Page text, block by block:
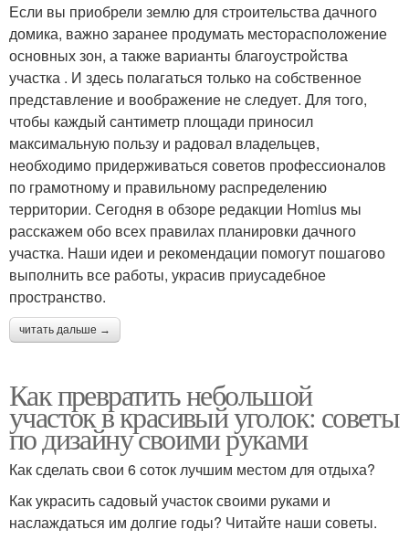
Если вы приобрели землю для строительства дачного
домика, важно заранее продумать месторасположение
основных зон, а также варианты благоустройства
участка . И здесь полагаться только на собственное
представление и воображение не следует. Для того,
чтобы каждый сантиметр площади приносил
максимальную пользу и радовал владельцев,
необходимо придерживаться советов профессионалов
по грамотному и правильному распределению
территории. Сегодня в обзоре редакции Homius мы
расскажем обо всех правилах планировки дачного
участка. Наши идеи и рекомендации помогут пошагово
выполнить все работы, украсив приусадебное
пространство.
читать дальше →
Как превратить небольшой
участок в красивый уголок: советы
по дизайну своими руками
Как сделать свои 6 соток лучшим местом для отдыха?
Как украсить садовый участок своими руками и
наслаждаться им долгие годы? Читайте наши советы.